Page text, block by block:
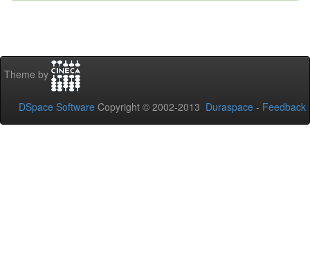
Theme by
DSpace Software Copyright © 2002-2013 Duraspace - Feedback